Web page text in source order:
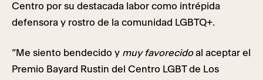
Centro por su destacada labor como intrépida
defensora y rostro de la comunidad LGBTQ+.
“Me siento bendecido y muy favorecidoal aceptar el
Premio Bayard Rustin del Centro LGBT de Los